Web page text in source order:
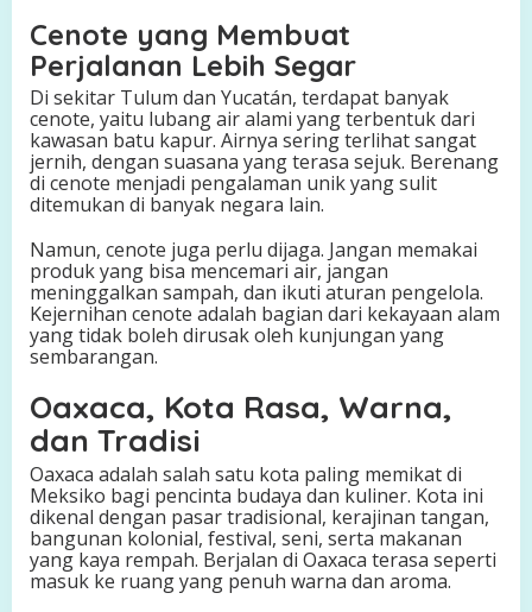
Cenote yang Membuat
Perjalanan Lebih Segar
Di sekitar Tulum dan Yucatán, terdapat banyak
cenote, yaitu lubang air alami yang terbentuk dari
kawasan batu kapur. Airnya sering terlihat sangat
jernih, dengan suasana yang terasa sejuk. Berenang
di cenote menjadi pengalaman unik yang sulit
ditemukan di banyak negara lain.
Namun, cenote juga perlu dijaga. Jangan memakai
produk yang bisa mencemari air, jangan
meninggalkan sampah, dan ikuti aturan pengelola.
Kejernihan cenote adalah bagian dari kekayaan alam
yang tidak boleh dirusak oleh kunjungan yang
sembarangan.
Oaxaca, Kota Rasa, Warna,
dan Tradisi
Oaxaca adalah salah satu kota paling memikat di
Meksiko bagi pencinta budaya dan kuliner. Kota ini
dikenal dengan pasar tradisional, kerajinan tangan,
bangunan kolonial, festival, seni, serta makanan
yang kaya rempah. Berjalan di Oaxaca terasa seperti
masuk ke ruang yang penuh warna dan aroma.